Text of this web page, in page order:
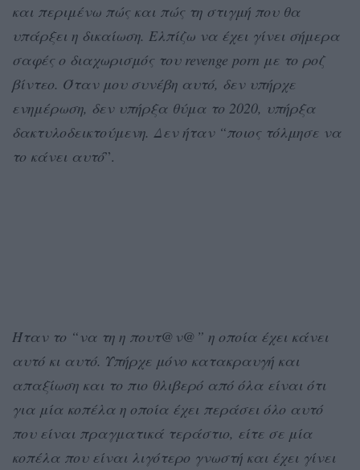
και περιμένω πώς και πώς τη στιγμή που θα
υπάρξει η δικαίωση. Ελπίζω να έχει γίνει σήμερα
σαφές ο διαχωρισμός του revenge pοrn με το ροζ
βίντεο. Όταν μου συνέβη αυτό, δεν υπήρχε
ενημέρωση, δεν υπήρξα θύμα το 2020, υπήρξα
δακτυλοδεικτούμενη. Δεν ήταν “ποιος τόλμησε να
το κάνει αυτό”.
Ήταν το “να τη η πουτ@ν@” η οποία έχει κάνει
αυτό κι αυτό. Υπήρχε μόνο κατακραυγή και
απαξίωση και το πιο θλιβερό από όλα είναι ότι
για μία κοπέλα η οποία έχει περάσει όλο αυτό
που είναι πραγματικά τεράστιο, είτε σε μία
κοπέλα που είναι λιγότερο γνωστή και έχει γίνει